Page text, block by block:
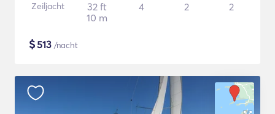
Zeiljacht
32 ft
10 m
4 2 2
$513 /nacht